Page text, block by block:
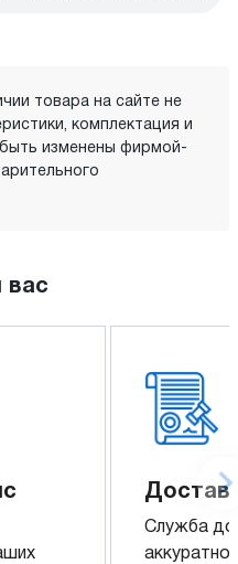
товара на сайте не
комплектация и
изменены фирмой-
вас
Служба
аккуратно